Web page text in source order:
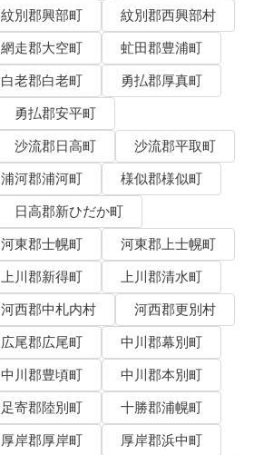
紋別郡興部町
紋別郡西興部村
網走郡大空町
虻田郡豊浦町
白老郡白老町
勇払郡厚真町
勇払郡安平町
沙流郡日高町
沙流郡平取町
浦河郡浦河町
様似郡様似町
日高郡新ひだか町
河東郡士幌町
河東郡上士幌町
上川郡新得町
上川郡清水町
河西郡中札内村
河西郡更別村
広尾郡広尾町
中川郡幕別町
中川郡豊頃町
中川郡本別町
足寄郡陸別町
十勝郡浦幌町
厚岸郡厚岸町
厚岸郡浜中町